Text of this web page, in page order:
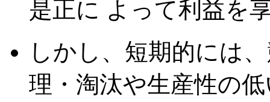
是正に よって利益を
しかし、短期的には
理・淘汰や生産性の